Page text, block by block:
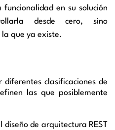
en su solución
desde cero, sino
que ya existe.
clasificaciones de
las que posiblemente
diseño de arquitectura REST